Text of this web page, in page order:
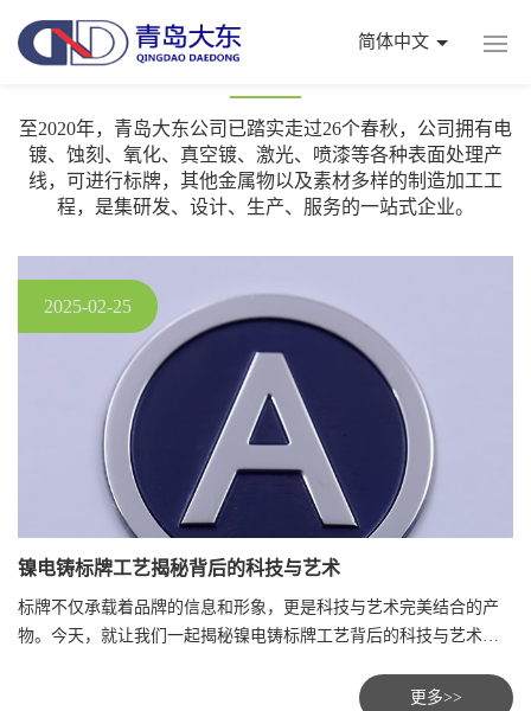
简体中文
新闻资讯
至2020年，青岛大东公司已踏实走过26个春秋，公司拥有电
镀、蚀刻、氧化、真空镀、激光、喷漆等各种表面处理产
线，可进行标牌，其他金属物以及素材多样的制造加工工
程，是集研发、设计、生产、服务的一站式企业。
2025-02-25
镍电铸标牌工艺揭秘背后的科技与艺术
标牌不仅承载着品牌的信息和形象，更是科技与艺术完美结合的产
物。今天，就让我们一起揭秘镍电铸标牌工艺背后的科技与艺术。
更多>>